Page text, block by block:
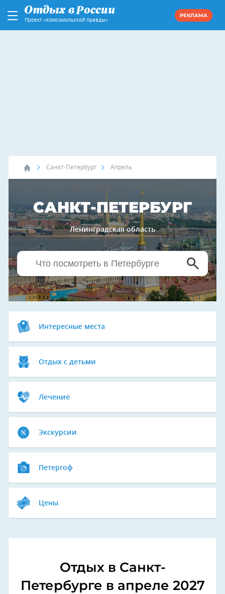
Проект «Комсомольской правды»
РЕКЛАМА
Санкт-Петербург Апрель
САНКТ-ПЕТЕРБУРГ
Ленинградская область
Интересные места
Отдых с детьми
Лечение
Экскурсии
Петергоф
Цены
Отдых в Санкт-
Петербурге в апреле 2027